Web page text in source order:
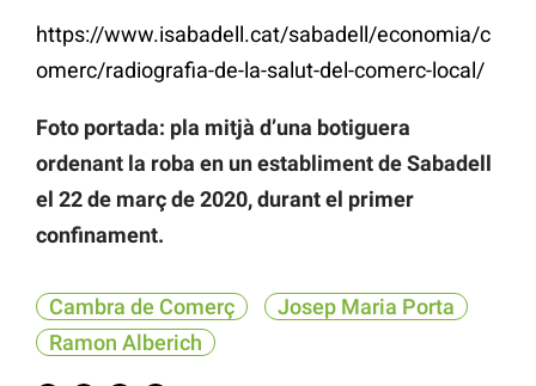
https://www.isabadell.cat/sabadell/economia/c
omerc/radiografia-de-la-salut-del-comerc-local/
Foto portada: pla mitjà d’una botiguera
ordenant la roba en un establiment de Sabadell
el 22 de març de 2020, durant el primer
confinament.
Cambra de Comerç
Josep Maria Porta
Ramon Alberich